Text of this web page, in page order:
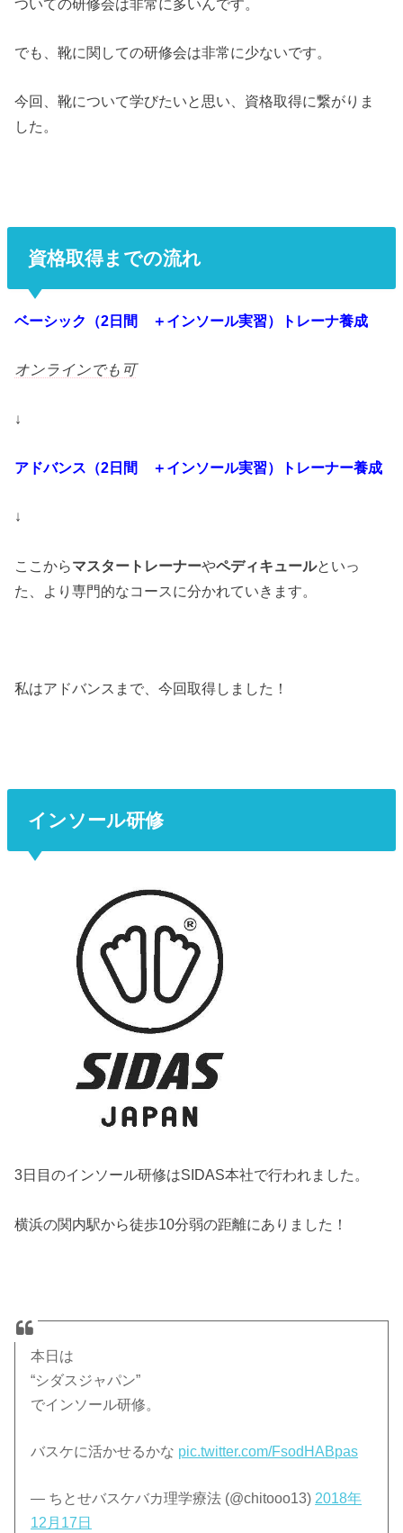
ついての研修会は非常に多いんです。
でも、靴に関しての研修会は非常に少ないです。
今回、靴について学びたいと思い、資格取得に繋がりま
した。
資格取得までの流れ
ベーシック（2日間 ＋インソール実習）トレーナ養成
オンラインでも可
↓
アドバンス（2日間 ＋インソール実習）トレーナー養成
↓
ここからマスタートレーナーやペディキュールといっ
た、より専門的なコースに分かれていきます。
私はアドバンスまで、今回取得しました！
インソール研修
3日目のインソール研修はSIDAS本社で行われました。
横浜の関内駅から徒歩10分弱の距離にありました！
本日は
“シダスジャパン”
でインソール研修。
バスケに活かせるかな pic.twitter.com/FsodHABpas
— ちとせバスケバカ理学療法 (@chitooo13) 2018年
12月17日